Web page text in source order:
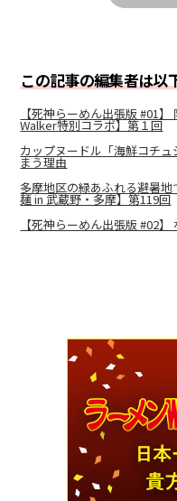
この記事の編集者は以
【死神らーめん出張版 #01
Walker特別コラボ】第１回
カップヌードル「海鮮コチ
まう理由
多摩地区の緑あふれる避暑地
麺 in 武蔵野・多摩】第119回
【死神らーめん出張版 #02